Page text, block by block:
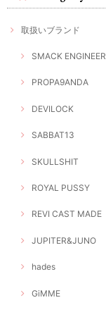
取扱いブランド
SMACK ENGINEER
PROPA9ANDA
DEVILOCK
SABBAT13
SKULLSHIT
ROYAL PUSSY
REVI CAST MADE
JUPITER&JUNO
hades
GiMME